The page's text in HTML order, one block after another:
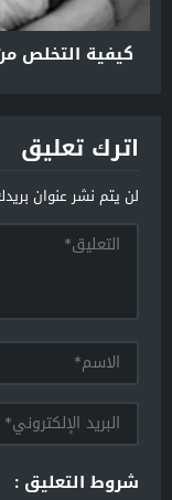
كيفية التخلص
اترك تعليق
لن يتم نشر عنوان
شروط التعليق :